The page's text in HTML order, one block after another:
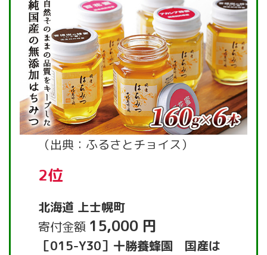
（出典：ふるさとチョイス）
2位
北海道 上士幌町
寄付金額 15,000 円
［015-Y30］十勝養蜂園 国産は